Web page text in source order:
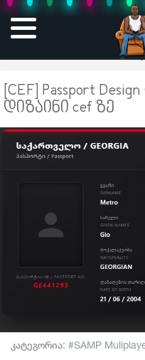
[CEF] Passport
დიზაინი cef ზე
კატეგორია: SAMP